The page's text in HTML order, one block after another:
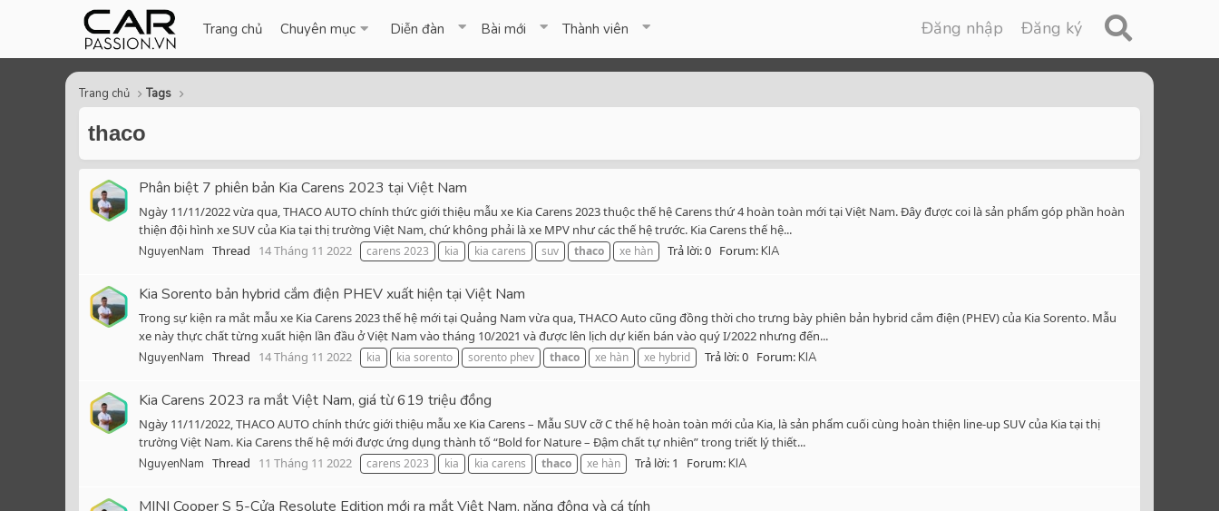
Trang chủ Chuyên mục Diễn đàn Bài mới Thành viên Đăng nhập Đăng ký
Trang chủ Tags
thaco
Phân biệt 7 phiên bản Kia Carens 2023 tại Việt Nam
Ngày 11/11/2022 vừa qua, THACO AUTO chính thức giới thiệu mẫu xe Kia Carens 2023 thuộc thế hệ Carens thứ 4 hoàn toàn mới tại Việt Nam. Đây được coi là sản phẩm góp phần hoàn
thiện đội hình xe SUV của Kia tại thị trường Việt Nam, chứ không phải là xe MPV như các thế hệ trước. Kia Carens thế hệ...
NguyenNam Thread 14 Tháng 11 2022 carens 2023 kia kia carens suv thaco xe hàn Trả lời: 0 Forum:KIA
Kia Sorento bản hybrid cắm điện PHEV xuất hiện tại Việt Nam
Trong sự kiện ra mắt mẫu xe Kia Carens 2023 thế hệ mới tại Quảng Nam vừa qua, THACO Auto cũng đồng thời cho trưng bày phiên bản hybrid cắm điện (PHEV) của Kia Sorento. Mẫu
xe này thực chất từng xuất hiện lần đầu ở Việt Nam vào tháng 10/2021 và được lên lịch dự kiến bán vào quý I/2022 nhưng đến...
NguyenNam Thread 14 Tháng 11 2022 kia kia sorento sorento phev thaco xe hàn xe hybrid Trả lời: 0 Forum:KIA
Kia Carens 2023 ra mắt Việt Nam, giá từ 619 triệu đồng
Ngày 11/11/2022, THACO AUTO chính thức giới thiệu mẫu xe Kia Carens – Mẫu SUV cỡ C thế hệ hoàn toàn mới của Kia, là sản phẩm cuối cùng hoàn thiện line-up SUV của Kia tại thị
trường Việt Nam. Kia Carens thế hệ mới được ứng dụng thành tố “Bold for Nature – Đậm chất tự nhiên” trong triết lý thiết...
NguyenNam Thread 11 Tháng 11 2022 carens 2023 kia kia carens thaco xe hàn Trả lời: 1 Forum:KIA
MINI Cooper S 5-Cửa Resolute Edition mới ra mắt Việt Nam, năng động và cá tính